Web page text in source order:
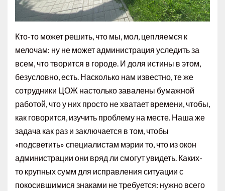
Кто-то может решить, что мы, мол, цепляемся к
мелочам: ну не может администрация уследить за
всем, что творится в городе. И доля истины в этом,
безусловно, есть. Насколько нам известно, те же
сотрудники ЦОЖ настолько завалены бумажной
работой, что у них просто не хватает времени, чтобы,
как говорится, изучить проблему на месте. Наша же
задача как раз и заключается в том, чтобы
«подсветить» специалистам мэрии то, что из окон
администрации они вряд ли смогут увидеть. Каких-
то крупных сумм для исправления ситуации с
покосившимися знаками не требуется: нужно всего